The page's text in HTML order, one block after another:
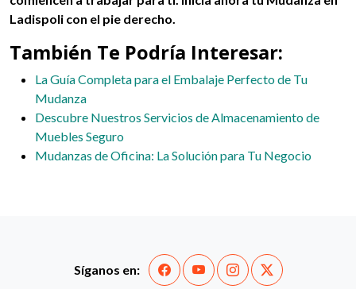
Ladispoli con el pie derecho.
También Te Podría Interesar:
La Guía Completa para el Embalaje Perfecto de Tu
Mudanza
Descubre Nuestros Servicios de Almacenamiento de
Muebles Seguro
Mudanzas de Oficina: La Solución para Tu Negocio
Síganos en: